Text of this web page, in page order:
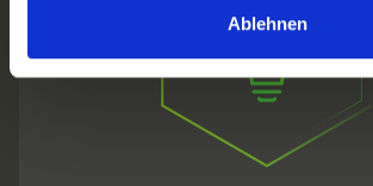
Ablehnen